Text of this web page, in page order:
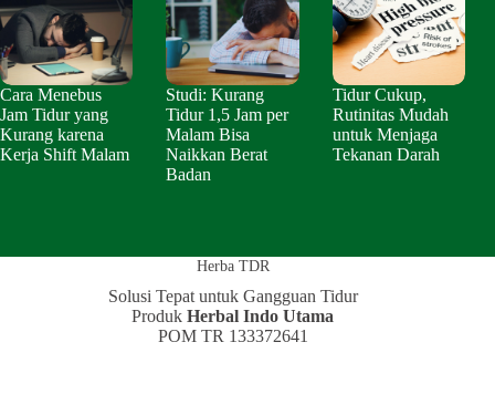
Cara Menebus
Jam Tidur yang
Kurang karena
Kerja Shift Malam
Studi: Kurang
Tidur 1,5 Jam per
Malam Bisa
Naikkan Berat
Badan
Tidur Cukup,
Rutinitas Mudah
untuk Menjaga
Tekanan Darah
Herba TDR
Solusi Tepat untuk Gangguan Tidur
ProdukHerbal Indo Utama
POM TR 133372641